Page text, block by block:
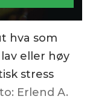
hva som
eller høy
stress
Erlend A.